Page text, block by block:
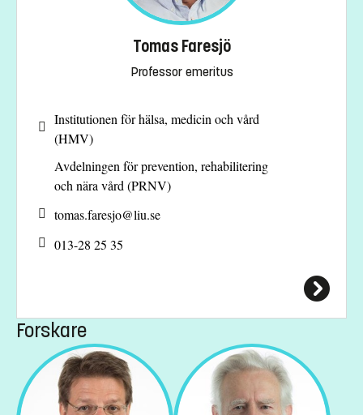
Tomas Faresjö
Professor emeritus
Institutionen för hälsa, medicin och vård
(HMV)
Avdelningen för prevention, rehabilitering
och nära vård (PRNV)
tomas.faresjo@liu.se
013-28 25 35
Forskare